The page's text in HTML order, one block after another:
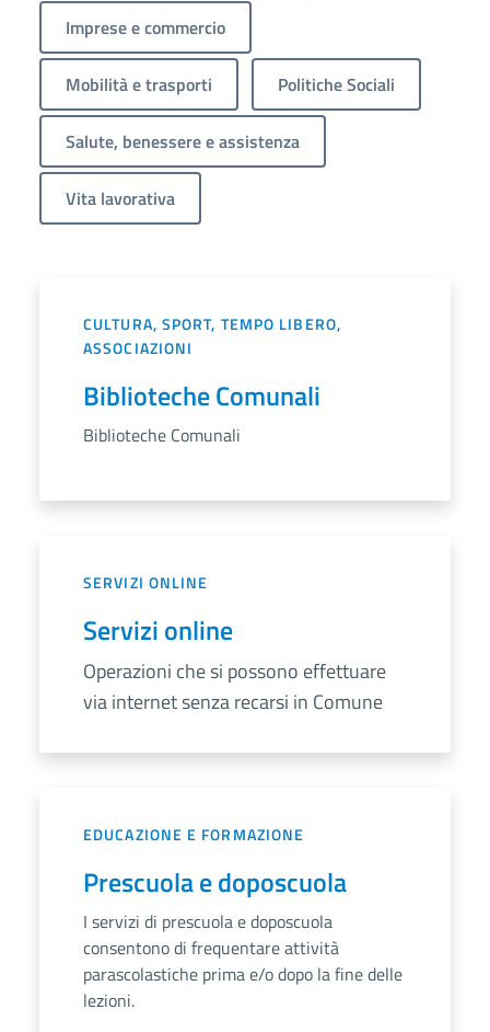
Imprese e commercio
Mobilità e trasporti Politiche Sociali
Salute, benessere e assistenza
Vita lavorativa
CULTURA, SPORT, TEMPO LIBERO,
ASSOCIAZIONI
Biblioteche Comunali
Biblioteche Comunali
SERVIZI ONLINE
Servizi online
Operazioni che si possono effettuare
via internet senza recarsi in Comune
EDUCAZIONE E FORMAZIONE
Prescuola e doposcuola
I servizi di prescuola e doposcuola
consentono di frequentare attività
parascolastiche prima e/o dopo la fine delle
lezioni.